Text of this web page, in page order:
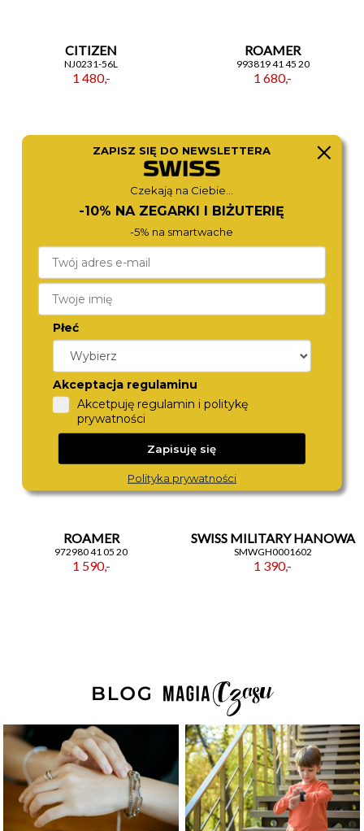
CITIZEN
NJ0231-56L
1 480,-
ROAMER
993819 41 45 20
1 680,-
DIESEL
DZ4655
1 290,-
ROAMER
972980 41 05 20
1 590,-
SWISS MILITARY HANOWA
SMWGH0001602
1 390,-
ZAPISZ SIĘ DO NEWSLETTERA
Czekają na Ciebie...
-10% NA ZEGARKI I BIŻUTERIĘ
-5% na smartwache
Płeć
Akceptacja regulaminu
Akcetpuję regulamin i politykę
prywatności
Zapisuję się
Polityka prywatności